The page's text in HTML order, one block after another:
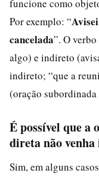
funcione como
Por exemplo: “
cancelada”. O
algo) e indireto
indireto; “que a
(oração
É possível que a
direta não
Sim, em alguns